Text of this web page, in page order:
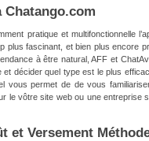
Chatango.com
pratique et multifonctionnelle
plus fascinant, et bien plus encore
à être natural, AFF et
et décider quel type est le plus
vous permet de de vous
le vôtre site web ou une entreprise
et Versement